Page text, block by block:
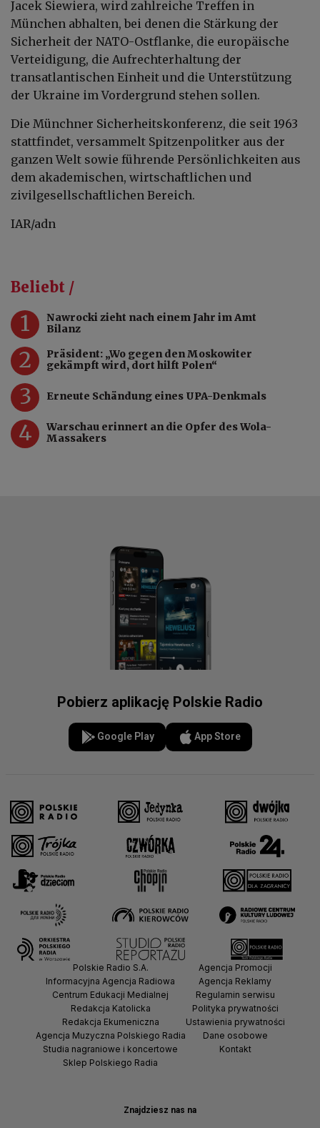
Jacek Siewiera, wird zahlreiche Treffen in
München abhalten, bei denen die Stärkung der
Sicherheit der NATO-Ostflanke, die europäische
Verteidigung, die Aufrechterhaltung der
transatlantischen Einheit und die Unterstützung
der Ukraine im Vordergrund stehen sollen.
Die Münchner Sicherheitskonferenz, die seit 1963
stattfindet, versammelt Spitzenpolitker aus der
ganzen Welt sowie führende Persönlichkeiten aus
dem akademischen, wirtschaftlichen und
zivilgesellschaftlichen Bereich.
IAR/adn
Beliebt /
1
Nawrocki zieht nach einem Jahr im Amt
Bilanz
2
Präsident: „Wo gegen den Moskowiter
gekämpft wird, dort hilft Polen“
3 Erneute Schändung eines UPA-Denkmals
4
Warschau erinnert an die Opfer des Wola-
Massakers
Pobierz aplikację Polskie Radio
Google Play App Store
Znajdziesz nas na
Polskie Radio S.A.
Informacyjna Agencja Radiowa
Centrum Edukacji Medialnej
Redakcja Katolicka
Redakcja Ekumeniczna
Agencja Muzyczna Polskiego Radia
Studia nagraniowe i koncertowe
Sklep Polskiego Radia
Agencja Promocji
Agencja Reklamy
Regulamin serwisu
Polityka prywatności
Ustawienia prywatności
Dane osobowe
Kontakt